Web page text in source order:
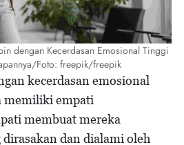
dengan Kecerdasan Emosional Tinggi
Foto: freepik/freepik
kecerdasan emosional
memiliki empati
membuat mereka
dan dialami oleh